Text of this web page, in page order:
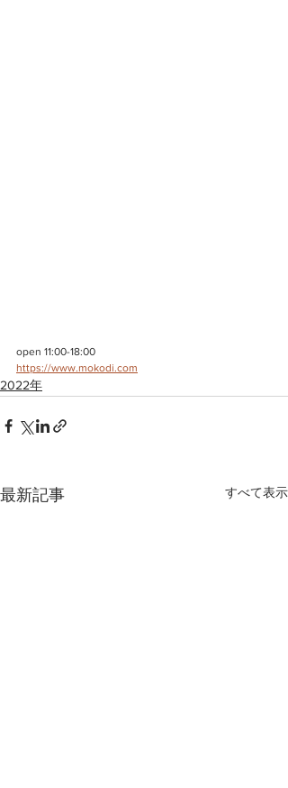
open 11:00-18:00
https://www.mokodi.com
2022年
最新記事 すべて表示